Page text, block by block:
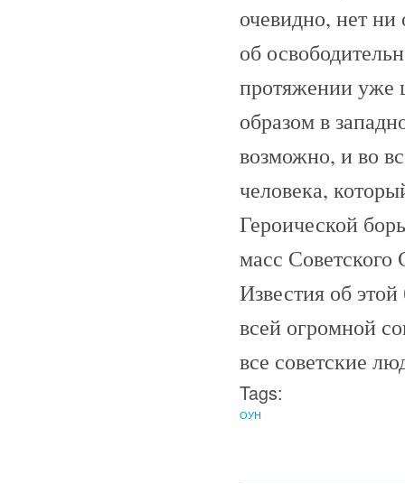
очевидно, нет
об
протяжении уже
образом в
возможно, и во
человека,
Героической
масс
Известия об
всей огромной
все советские
Tags:
ОУН